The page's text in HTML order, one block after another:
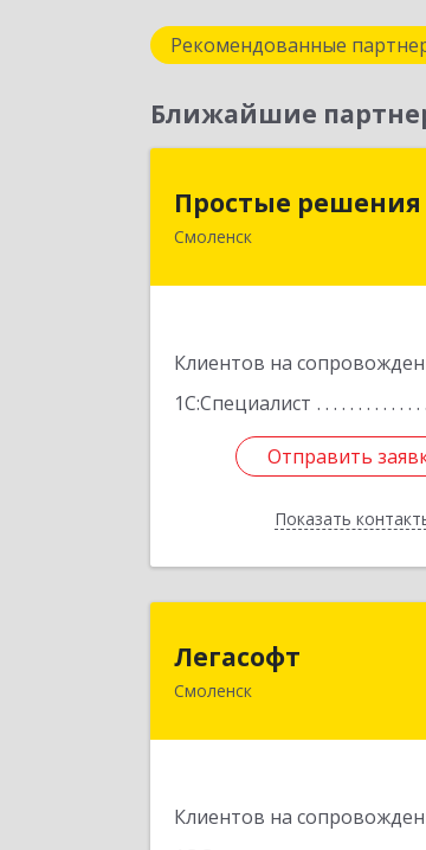
Рекомендованные
Ближайшие
Простые решения
Смоленск
Клиентов на
1С:Специалист
Отправить
Показать
214015, Смоленская обл,
Отправить
Назад
Легасофт
Смоленск
Клиентов на
214018, Смоленская обл,